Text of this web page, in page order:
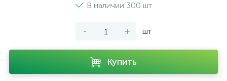
В наличии 300 шт
- + шт
Купить